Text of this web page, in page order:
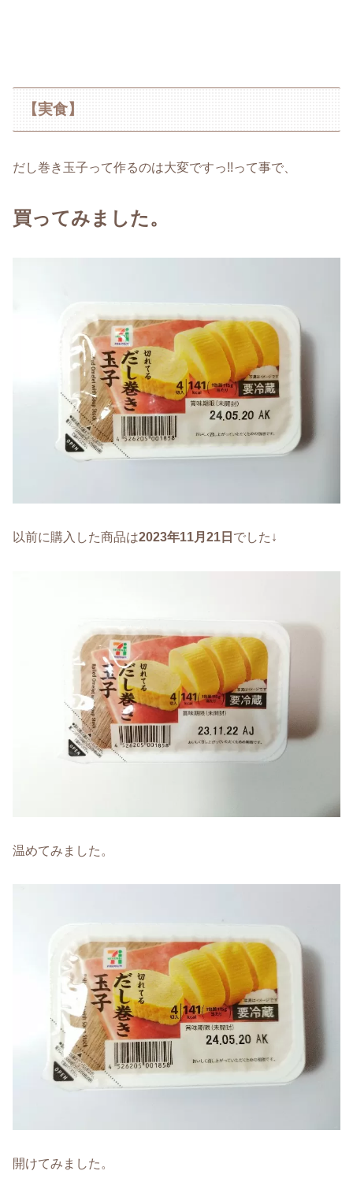
【実食】
だし巻き玉子って作るのは大変ですっ!!って事で、
買ってみました。
以前に購入した商品は2023年11月21日 でした↓
温めてみました。
開けてみました。